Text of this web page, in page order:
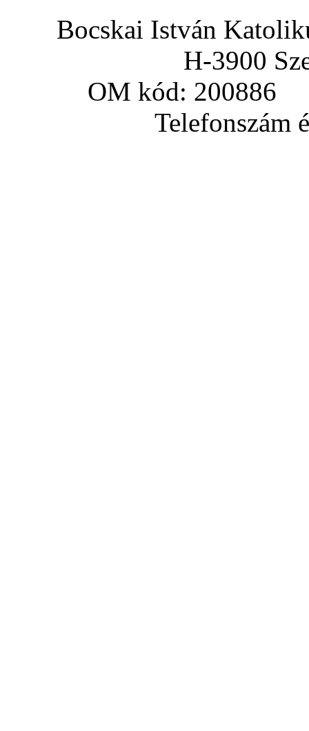
Bocskai István
H-3900
OM kód: 200886
Telefonszám